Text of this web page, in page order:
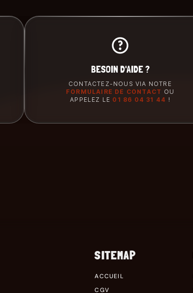
BESOIN D'AIDE ?
CONTACTEZ-NOUS VIA NOTRE
FORMULAIRE DE CONTACT OU
APPELEZ LE 01 86 04 31 44 !
SITEMAP
ACCUEIL
CGV